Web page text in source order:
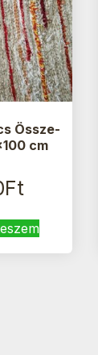
Össze-
cm
Ft